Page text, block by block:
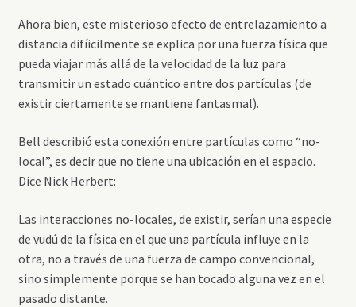
Ahora bien, este misterioso efecto de entrelazamiento a
distancia difíicilmente se explica por una fuerza física que
pueda viajar más allá de la velocidad de la luz para
transmitir un estado cuántico entre dos partículas (de
existir ciertamente se mantiene fantasmal).
Bell describió esta conexión entre partículas como “no-
local”, es decir que no tiene una ubicación en el espacio.
Dice Nick Herbert:
Las interacciones no-locales, de existir, serían una especie
de vudú de la física en el que una partícula influye en la
otra, no a través de una fuerza de campo convencional,
sino simplemente porque se han tocado alguna vez en el
pasado distante.